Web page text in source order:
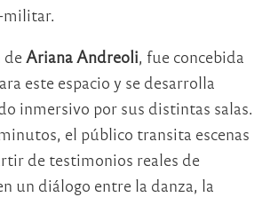
militar.
de Ariana Andreoli, fue concebida
este espacio y se desarrolla
inmersivo por sus distintas salas.
el público transita escenas
de testimonios reales de
un diálogo entre la danza, la